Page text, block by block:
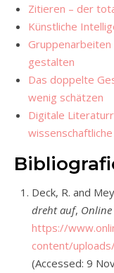
Zitieren – der
Künstliche
gestalten
Das doppelte
wenig schätzen
Digitale
Deck, R. and
dreht auf,
https://
content/
(Accessed: 9